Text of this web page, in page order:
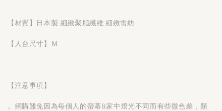
【材質】日本製-細緻聚脂纖維 細緻雪紡
【人台尺寸】Ｍ
【注意事項】
。網購難免因為每個人的螢幕&家中燈光不同而有些微色差，顏